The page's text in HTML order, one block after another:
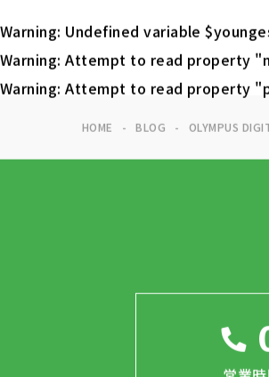
Warning: Undefined variable
Warning: Attempt to read property
Warning: Attempt to read property
HOME BLOG OLYMPUS